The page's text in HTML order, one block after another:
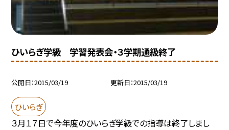
ひいらぎ学級 学習発表会・３学期通級終了
公開日 2015/03/19 更新日 2015/03/19
ひいらぎ
３月１７日で今年度のひいらぎ学級での指導は終了しまし